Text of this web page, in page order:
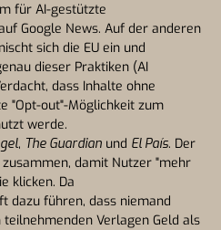
für AI-gestützte
Google News. Auf der anderen
sich die EU ein und
dieser Praktiken (AI
dass Inhalte ohne
"Opt-out"-Möglichkeit zum
werde.
, The Guardian und El País. Der
damit Nutzer "mehr
klicken. Da
dazu führen, dass niemand
Verlagen Geld als